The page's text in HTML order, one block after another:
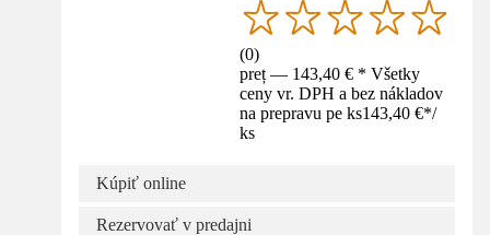
(0)
preț — 143,40 € * Všetky
ceny vr. DPH a bez nákladov
na prepravu pe ks143,40 €*/
ks
Kúpiť online
Rezervovať v predajni